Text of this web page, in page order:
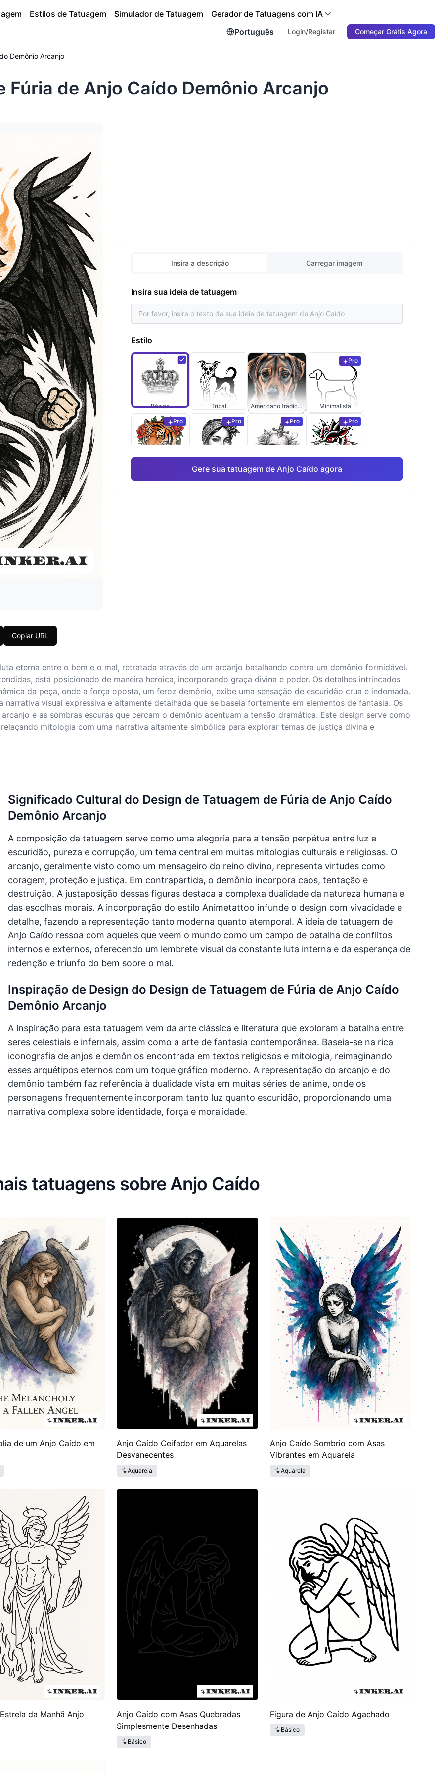
Português Login/Registar Começar Grátis Agora
Estilos de Tatuagem Simulador de Tatuagem Gerador de Tatuagens com IA
Demônio Arcanjo
Fúria de Anjo Caído Demônio Arcanjo
Insira a descrição Carregar imagem
Insira sua ideia de tatuagem
Estilo
Básico Tribal Americano tradicional
Pro
Minimalista
Pro
Japonês
Pro
Aquarela
Pro
Linha fina
Pro
Anime
Gere sua tatuagem de Anjo Caído agora
Copiar URL
eterna entre o bem e o mal, retratada através de um arcanjo batalhando contra um demônio formidável.
está posicionado de maneira heroica, incorporando graça divina e poder. Os detalhes intrincados
da peça, onde a força oposta, um feroz demônio, exibe uma sensação de escuridão crua e indomada.
visual expressiva e altamente detalhada que se baseia fortemente em elementos de fantasia. Os
e as sombras escuras que cercam o demônio acentuam a tensão dramática. Este design serve como
mitologia com uma narrativa altamente simbólica para explorar temas de justiça divina e
Significado Cultural do Design de Tatuagem de Fúria de Anjo Caído
Demônio Arcanjo
A composição da tatuagem serve como uma alegoria para a tensão perpétua entre luz e
escuridão, pureza e corrupção, um tema central em muitas mitologias culturais e religiosas. O
arcanjo, geralmente visto como um mensageiro do reino divino, representa virtudes como
coragem, proteção e justiça. Em contrapartida, o demônio incorpora caos, tentação e
destruição. A justaposição dessas figuras destaca a complexa dualidade da natureza humana e
das escolhas morais. A incorporação do estilo Animetattoo infunde o design com vivacidade e
detalhe, fazendo a representação tanto moderna quanto atemporal. A ideia de tatuagem de
Anjo Caído ressoa com aqueles que veem o mundo como um campo de batalha de conflitos
internos e externos, oferecendo um lembrete visual da constante luta interna e da esperança de
redenção e triunfo do bem sobre o mal.
Inspiração de Design do Design de Tatuagem de Fúria de Anjo Caído
Demônio Arcanjo
A inspiração para esta tatuagem vem da arte clássica e literatura que exploram a batalha entre
seres celestiais e infernais, assim como a arte de fantasia contemporânea. Baseia-se na rica
iconografia de anjos e demônios encontrada em textos religiosos e mitologia, reimaginando
esses arquétipos eternos com um toque gráfico moderno. A representação do arcanjo e do
demônio também faz referência à dualidade vista em muitas séries de anime, onde os
personagens frequentemente incorporam tanto luz quanto escuridão, proporcionando uma
narrativa complexa sobre identidade, força e moralidade.
tatuagens sobre Anjo Caído
de um Anjo Caído em
Anjo Caído Ceifador em Aquarelas
Desvanecentes
Aquarela
Anjo Caído Sombrio com Asas
Vibrantes em Aquarela
Aquarela
da Manhã Anjo
Anjo Caído com Asas Quebradas
Simplesmente Desenhadas
Básico
Figura de Anjo Caído Agachado
Básico